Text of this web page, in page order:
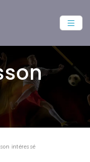
intéressé